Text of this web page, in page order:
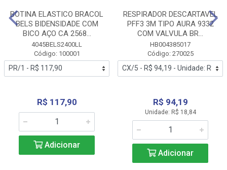
BOTINA ELASTICO BRACOL
BELS BIDENSIDADE COM
BICO AÇO CA 2568...
4045BELS2400LL
Código: 100001
R$ 117,90
Adicionar
RESPIRADOR DESCARTAVEL
PFF3 3M TIPO AURA 9332
COM VALVULA BR...
HB004385017
Código: 270025
R$ 94,19
Unidade: R$ 18,84
Adicionar